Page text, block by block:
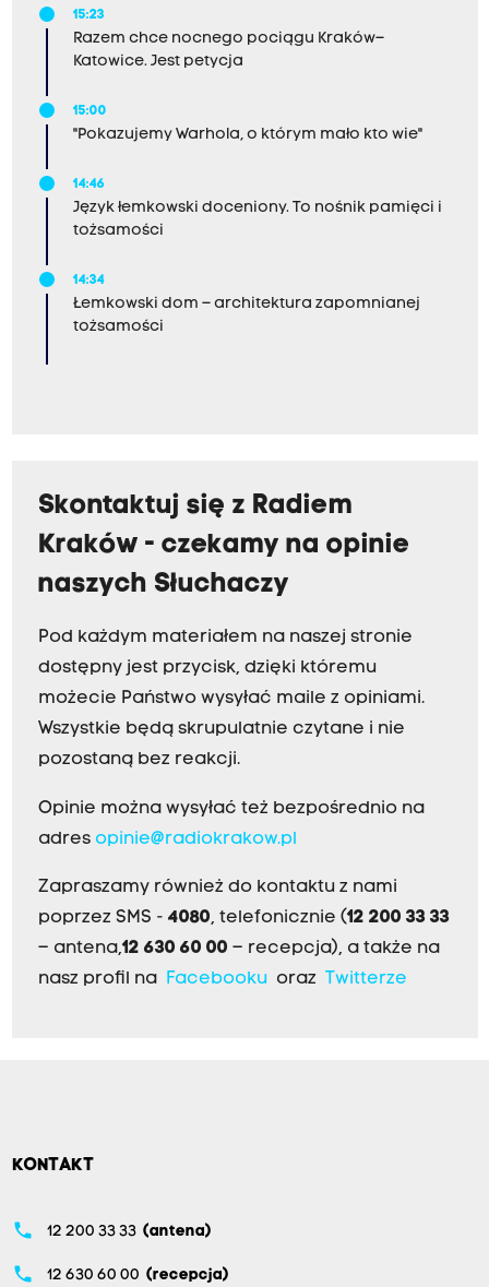
15:23
Razem chce nocnego pociągu Kraków–
Katowice. Jest petycja
15:00
"Pokazujemy Warhola, o którym mało kto wie"
14:46
Język łemkowski doceniony. To nośnik pamięci i
tożsamości
14:34
Łemkowski dom – architektura zapomnianej
tożsamości
Skontaktuj się z Radiem
Kraków - czekamy na opinie
naszych Słuchaczy
Pod każdym materiałem na naszej stronie
dostępny jest przycisk, dzięki któremu
możecie Państwo wysyłać maile z opiniami.
Wszystkie będą skrupulatnie czytane i nie
pozostaną bez reakcji.
Opinie można wysyłać też bezpośrednio na
adres opinie@radiokrakow.pl
Zapraszamy również do kontaktu z nami
poprzez SMS - 4080, telefonicznie (12 200 33 33
– antena,12 630 60 00 – recepcja), a także na
nasz profil na
Facebookuoraz Twitterze
KONTAKT
phone 12 200 33 33 (antena)
phone 12 630 60 00 (recepcja)